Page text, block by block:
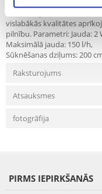
vislabākās kvalitātes
pilnību. Parametri: Jauda: 2
Maksimālā jauda: 150 l/h,
Sūknēšanas dziļums: 200
Raksturojums
Atsauksmes
fotogrāfija
PIRMS IEPIRKŠANĀS